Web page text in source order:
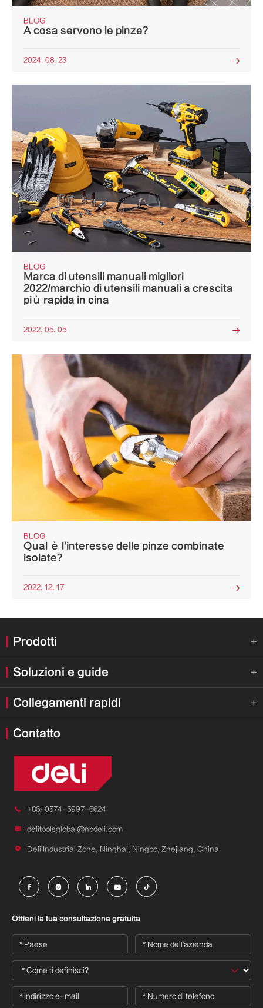
BLOG
A cosa servono le pinze?
2024. 08. 23 
BLOG
Marca di utensili manuali migliori
2022/marchio di utensili manuali a crescita
più rapida in cina
2022. 05. 05 
BLOG
Qual è l'interesse delle pinze combinate
isolate?
2022. 12. 17 
Prodotti 
Soluzioni e guide 
Collegamenti rapidi 
Contatto
 +86-0574-5997-6624
 delitoolsglobal@nbdeli.com
 Deli Industrial Zone, Ninghai, Ningbo, Zhejiang, China
    
Ottieni la tua consultazione gratuita